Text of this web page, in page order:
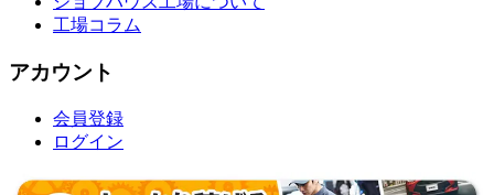
工場コラム
アカウント
会員登録
ログイン